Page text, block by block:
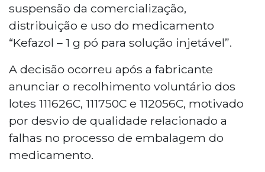
suspensão da comercialização,
distribuição e uso do medicamento
“Kefazol – 1 g pó para solução injetável”.
A decisão ocorreu após a fabricante
anunciar o recolhimento voluntário dos
lotes 111626C, 111750C e 112056C, motivado
por desvio de qualidade relacionado a
falhas no processo de embalagem do
medicamento.